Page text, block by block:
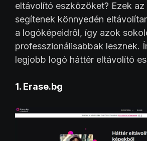
eltávolító eszközöket? Ezek
segítenek könnyedén
a logóképeidről, így azok
professzionálisabbak lesznek.
legjobb logó háttér eltávolító
1. Erase.bg